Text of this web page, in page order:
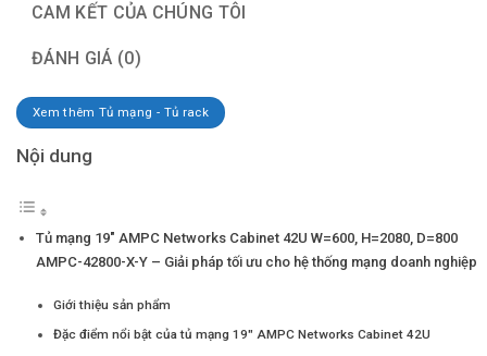
CAM KẾT CỦA CHÚNG TÔI
ĐÁNH GIÁ (0)
Xem thêm Tủ mạng - Tủ rack
Nội dung
Tủ mạng 19″ AMPC Networks Cabinet 42U W=600, H=2080, D=800
AMPC-42800-X-Y – Giải pháp tối ưu cho hệ thống mạng doanh nghiệp
Giới thiệu sản phẩm
Đặc điểm nổi bật của tủ mạng 19″ AMPC Networks Cabinet 42U